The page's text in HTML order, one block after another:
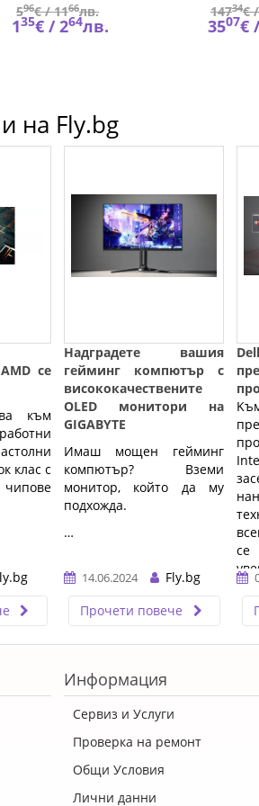
596€ /1166лв.
135€ /264лв.
14734€
3507€
на Fly.bg
се
към
клас с
Надградете вашия
гейминг компютър с
висококачествените
OLED монитори на
GIGABYTE
Имаш мощен гейминг
компютър? Вземи
монитор, който да му
подхожда.
…
14.06.2024
Fly.bg
Прочети повече
Информация
Сервиз и Услуги
Проверка на ремонт
Общи Условия
Лични данни